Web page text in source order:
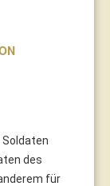
Soldaten
des
für